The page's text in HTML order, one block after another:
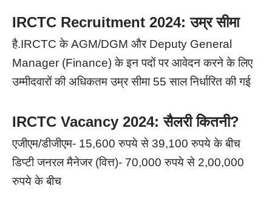
IRCTC Recruitment 2024: उम्र सीमा
है.IRCTC के AGM/DGM और Deputy General
Manager (Finance) के इन पदों पर आवेदन करने के लिए
उम्मीदवारों की अधिकतम उम्र सीमा 55 साल निर्धारित की गई
IRCTC Vacancy 2024: सैलरी कितनी?
एजीएम/डीजीएम- 15,600 रुपये से 39,100 रुपये के बीच
डिप्टी जनरल मैनेजर (वित्त)- 70,000 रुपये से 2,00,000
रुपये के बीच